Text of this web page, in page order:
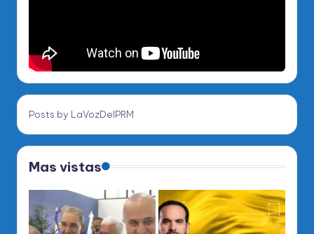
Posts by LaVozDelPRM
Mas vistas